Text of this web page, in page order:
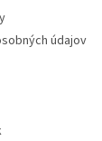
údajov